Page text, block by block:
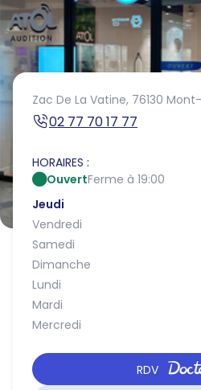
Zac De La Vatine, 76130
02 77 70 17 77
HORAIRES :
OuvertFerme à 19:00
Jeudi
Vendredi
Samedi
Dimanche
Lundi
Mardi
Mercredi
RDV